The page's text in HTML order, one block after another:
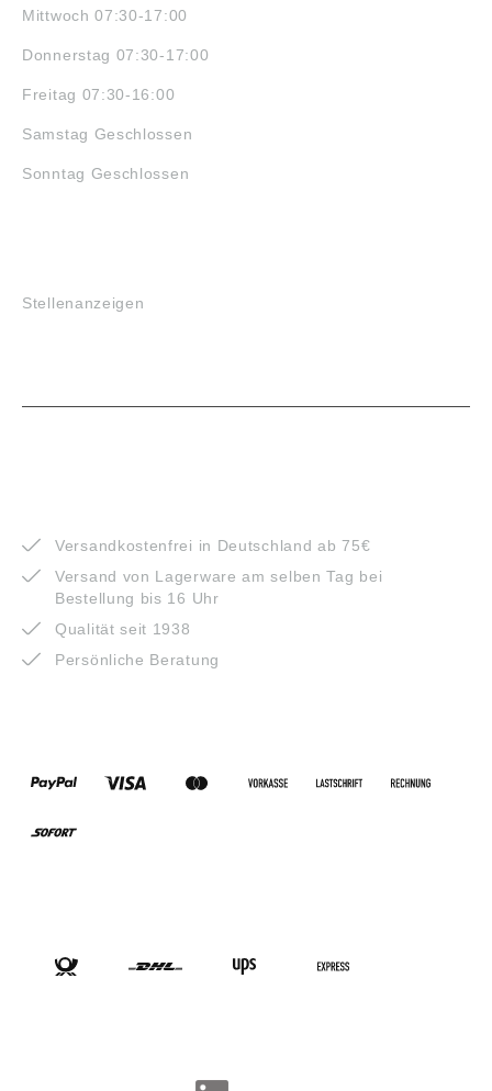
Mittwoch 07:30-17:00
Donnerstag 07:30-17:00
Freitag 07:30-16:00
Samstag Geschlossen
Sonntag Geschlossen
Stellenanzeigen
Versandkostenfrei in Deutschland ab 75€
Versand von Lagerware am selben Tag bei
Bestellung bis 16 Uhr
Qualität seit 1938
Persönliche Beratung